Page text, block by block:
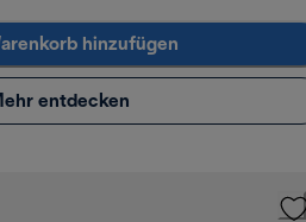
hinzufügen
entdecken